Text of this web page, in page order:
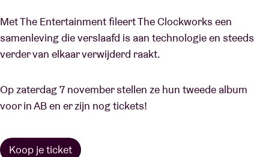
Met The Entertainment fileert The Clockworks een
samenleving die verslaafd is aan technologie en steeds
verder van elkaar verwijderd raakt.
Op zaterdag 7 november stellen ze hun tweede album
voor in AB en er zijn nog tickets!
Koop je ticket